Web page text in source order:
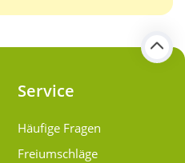
Service
Häufige Fragen
Freiumschläge